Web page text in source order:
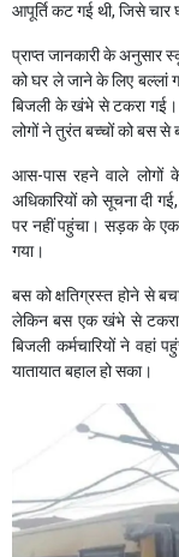
आपूर्ति कट गई थी, जिसे चार
प्राप्त जानकारी के अनुसार
को घर ले जाने के लिए बल्लां
बिजली के खंभे से टकरा गई।
लोगों ने तुरंत बच्चों को बस से
आस-पास रहने वाले लोगों
अधिकारियों को सूचना दी
पर नहीं पहुंचा। सड़क के
गया।
बस को क्षतिग्रस्त होने से
लेकिन बस एक खंभे से टकरा
बिजली कर्मचारियों ने
यातायात बहाल हो सका।